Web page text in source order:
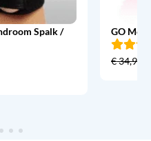
Spalk /
GO
€34,95